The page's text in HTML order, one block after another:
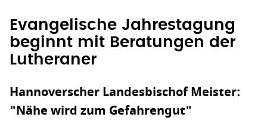
Evangelische Jahrestagung
beginnt mit Beratungen der
Lutheraner
Hannoverscher Landesbischof Meister:
"Nähe wird zum Gefahrengut"